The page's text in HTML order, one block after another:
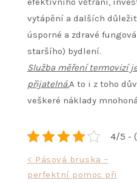
vytápění a dalších
úsporné a zdravé
staršího) bydlení.
Služba měření termovizí
přijatelná.A to i z toho
veškeré náklady
4/5 -
Navigace< Pásová bruska –
perfektní pomoc při